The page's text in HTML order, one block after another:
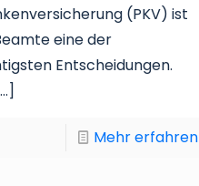
(PKV) ist
eine der
Entscheidungen.
Mehr erfahren